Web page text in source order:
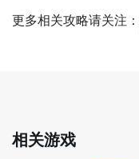
更多相关攻略请关注：
相关游戏